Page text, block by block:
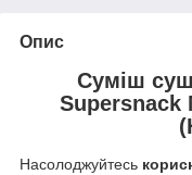
Опис
Суміш
Supersnack
Насолоджуйтесь